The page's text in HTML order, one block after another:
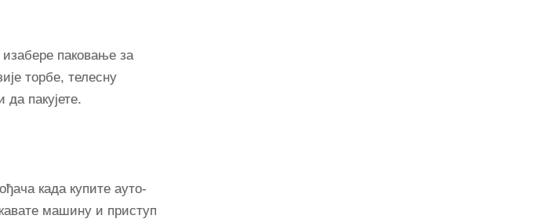
паковање за
торбе, телесну
пакујете.
када купите ауто-
машину и приступ